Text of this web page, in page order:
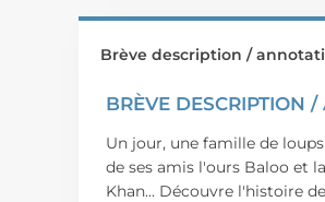
Brève description /
BRÈVE DESCRIPTION
Un jour, une famille de
de ses amis l'ours Baloo et
Khan... Découvre l'histoire